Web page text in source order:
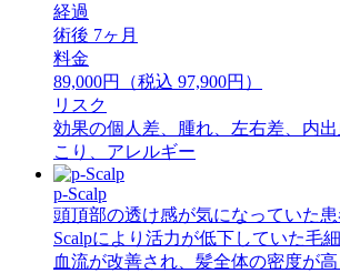
経過
術後 7ヶ月
料金
89,000円（税込 97,900円）
リスク
効果の個人差、腫れ、左右差、内
こり、アレルギー
p-Scalp
頭頂部の透け感が気になっていた
Scalpにより活力が低下していた毛
血流が改善され、髪全体の密度が